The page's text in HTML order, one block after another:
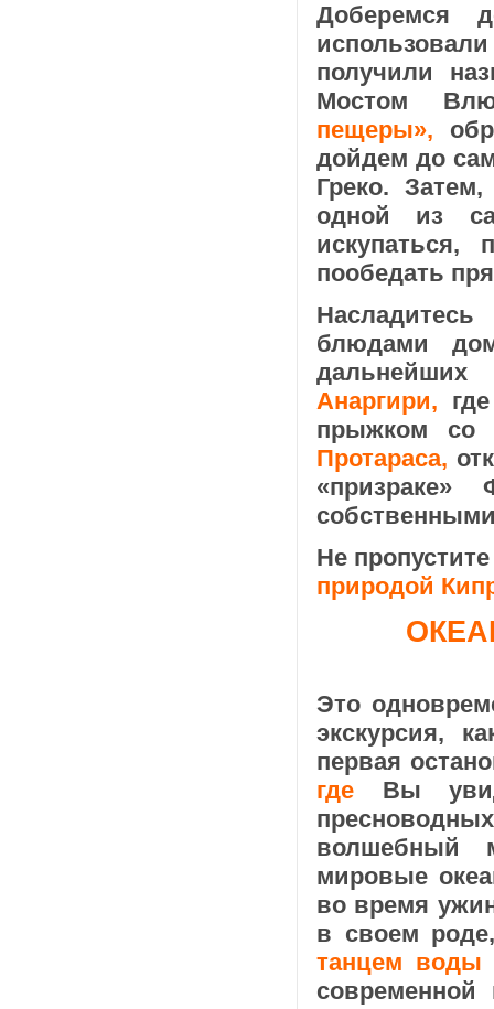
Доберемся
получили
Мостом
пещеры»,
дойдем до
Греко.
одной из
пообедать
блюдами
Анаргири,
прыжком со
Протараса,
Не
природой
Это
экскурсия,
первая
где Вы
волшебный
мировые
во время
в своем
танцем воды
современной